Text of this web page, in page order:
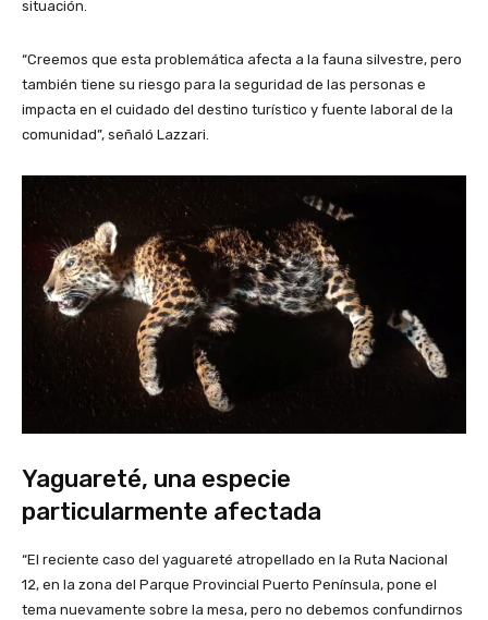
situación.
“Creemos que esta problemática afecta a la fauna silvestre, pero
también tiene su riesgo para la seguridad de las personas e
impacta en el cuidado del destino turístico y fuente laboral de la
comunidad”, señaló Lazzari.
Yaguareté, una especie
particularmente afectada
“El reciente caso del yaguareté atropellado en la Ruta Nacional
12, en la zona del Parque Provincial Puerto Península, pone el
tema nuevamente sobre la mesa, pero no debemos confundirnos